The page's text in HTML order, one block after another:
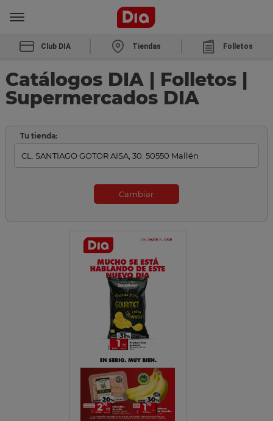
Club DIA Tiendas Folletos
Catálogos DIA | Folletos |
Supermercados DIA
Tu tienda:
Cambiar